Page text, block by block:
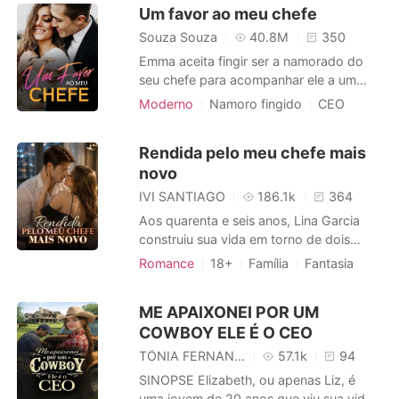
não fazia ideia de como conseguir. Ela
mentiu por amor. Ele não perdoava
ninguém. Ela o odiou desde a
CEO
Encantadora
Paixão / Erótica
Arrogante / Dominante
Urbano
Um favor ao meu chefe
Souza Souza 40.8M
350
Emma aceita fingir ser a namorado do
seu chefe para acompanhar ele a um
evento onde sua ex-mulher irá com o
Moderno Namoro fingido
CEO
Rendida pelo meu chefe mais
novo
IVI SANTIAGO 186.1k
364
Aos quarenta e seis anos, Lina Garcia
construiu sua vida em torno de dois
pilares inabaláveis: seus filhos e seu
ela é sinônimo de eficiência, discrição e
lealdade. Entre prazos, audiências e
noites insones, Lina sempre colocou o
Romance 18+ Família
Fantasia
Advogados
Medrosa
Paixão / Erótica
Arrogante / Dominante
Local de trabalho
ME APAIXONEI POR UM
COWBOY ELE É O CEO
TÔNIA FERNANDES 1 57.1k
94
SINOPSE Elizabeth, ou apenas Liz, é